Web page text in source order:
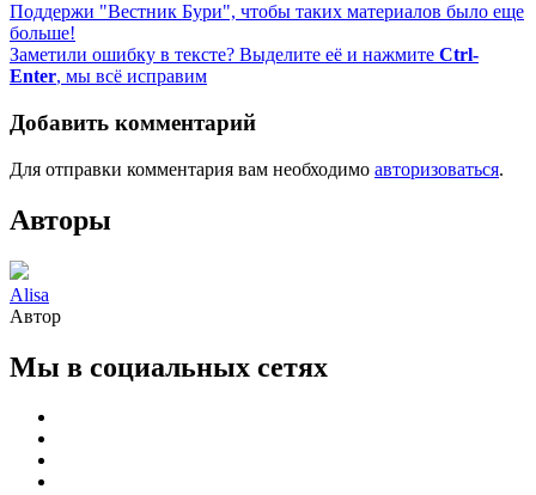
Поддержи "Вестник Бури", чтобы таких материалов было еще
больше!
Заметили ошибку в тексте? Выделите её и нажмите Ctrl-
Enter, мы всё исправим
Добавить комментарий
Для отправки комментария вам необходимо авторизоваться.
Авторы
Alisa
Автор
Мы в социальных сетях